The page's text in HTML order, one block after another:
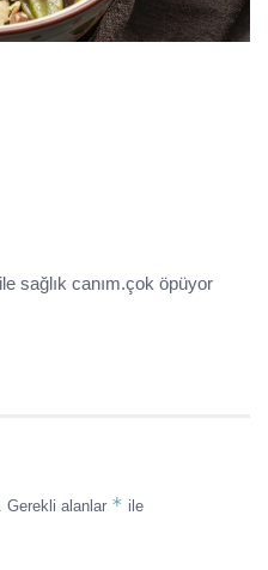
sağlık canım.çok öpüyor
Gerekli alanlar * ile